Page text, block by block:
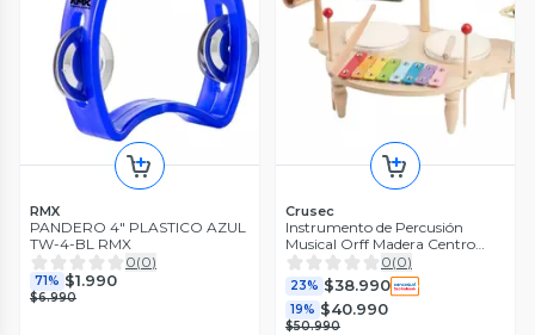
RMX
PANDERO 4" PLASTICO AZUL
TW-4-BL RMX
0(0)
71% $1.990
$6.990
Crusec
Instrumento de Percusión
Musical Orff Madera Centro
Musical
0(0)
23% $38.990
19% $40.990
$50.990